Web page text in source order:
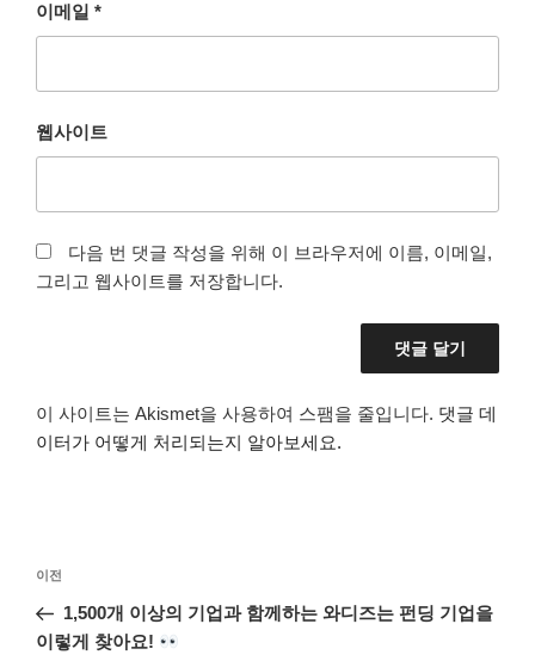
이메일 *
웹사이트
다음 번 댓글 작성을 위해 이 브라우저에 이름, 이메일,
그리고 웹사이트를 저장합니다.
이 사이트는 Akismet을 사용하여 스팸을 줄입니다. 댓글 데
이터가 어떻게 처리되는지 알아보세요.
글
색
이
전
글
이전
1,500개 이상의 기업과 함께하는 와디즈는 펀딩 기업을
이렇게 찾아요!